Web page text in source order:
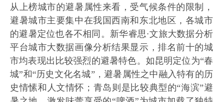
从上榜城市的避暑属性来看，受气候条件的限制，
避暑城市主要集中在我国西南和东北地区，各城市
的避暑定位也各不相同。新华睿思·文旅大数据分析
平台城市大数据画像分析结果显示，排名前十的城
市均表现出比较强烈的避暑特色。如昆明定位为“春
城”和“历史文化名城”，避暑属性之中融入特有的历
史情愫和人文情怀；青岛则是比较典型的“海滨”避